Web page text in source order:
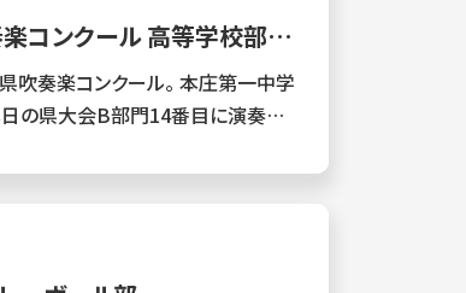
コンクール 高等学校部門
奏楽コンクール。 本庄第一中学
きな成果となって、遂に手にする